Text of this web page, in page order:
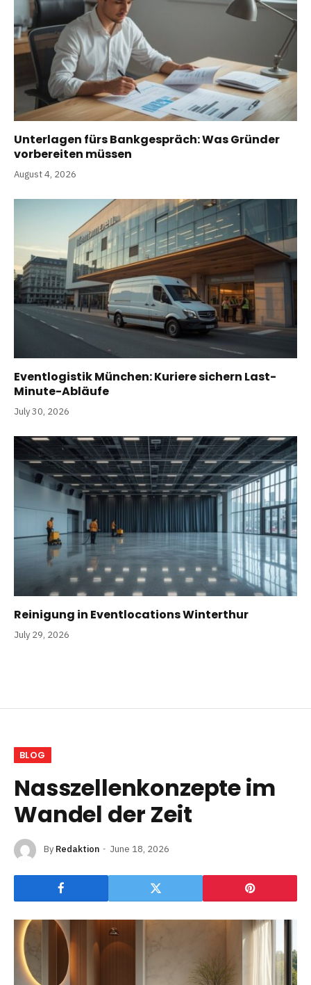
Unterlagen fürs Bankgespräch: Was Gründer
vorbereiten müssen
August 4, 2026
Eventlogistik München: Kuriere sichern Last-
Minute-Abläufe
July 30, 2026
Reinigung in Eventlocations Winterthur
July 29, 2026
BLOG
Nasszellenkonzepte im
Wandel der Zeit
By Redaktion June 18, 2026